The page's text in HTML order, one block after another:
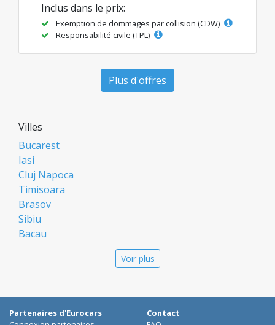
Inclus dans le prix:
Exemption de dommages par collision (CDW)
Responsabilité civile (TPL)
Plus d'offres
Villes
Bucarest
Iasi
Cluj Napoca
Timisoara
Brasov
Sibiu
Bacau
Galati
Suceava
Voir plus
Partenaires d'Eurocars
Contact